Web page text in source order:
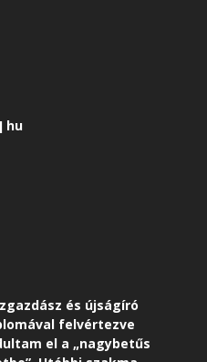
hu
és újságíró
felvértezve
el a „nagybetűs